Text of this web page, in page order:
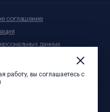
2023
соглашение
данных
работу, вы соглашаетесь c